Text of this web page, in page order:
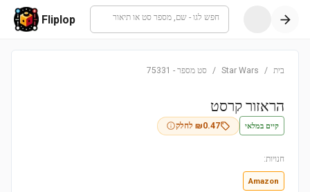
חפש לגו - שם, מספר סט או תיאור Fliplop
בית /
Star Wars
/ סט מספר -
75331
הראזור קרסט
קיים במלאי ₪0.47 לחלק
חנויות:
Amazon